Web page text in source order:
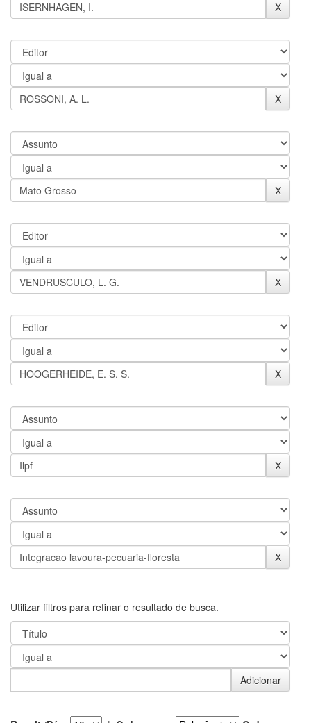
Utilizar filtros para refinar o resultado de busca.